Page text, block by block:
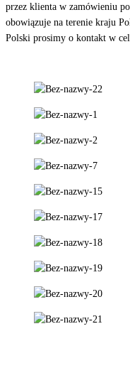
przez klienta w zamówieniu
obowiązuje na terenie kraju
Polski prosimy o kontakt w